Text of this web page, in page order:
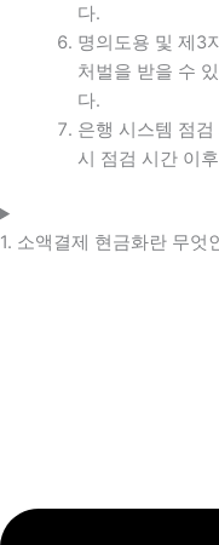
다.
명의도용 및 제3
처벌을 받을 수
다.
은행 시스템 점
시 점검 시간 이
1. 소액결제 현금화란 무엇